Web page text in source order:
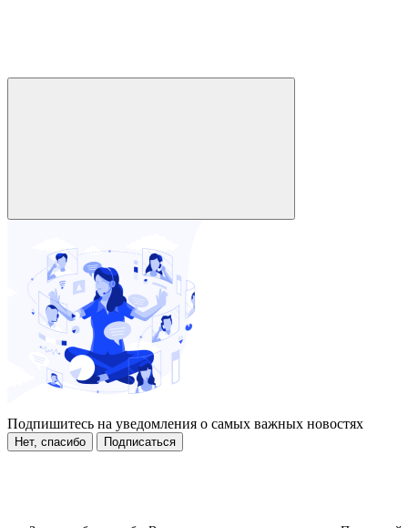
Подпишитесь на уведомления о самых важных новостях
Нет, спасибо Подписаться